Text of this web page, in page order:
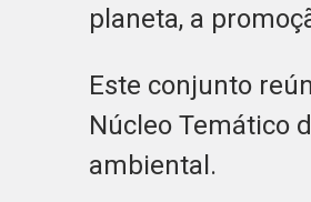
planeta, a
Este conjunto
Núcleo Temático
ambiental.